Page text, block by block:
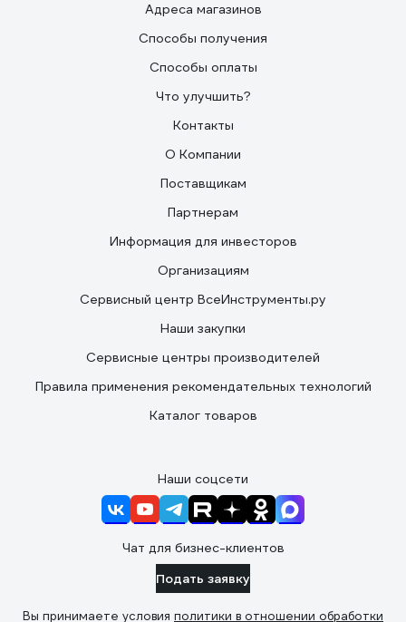
Адреса магазинов
Способы получения
Способы оплаты
Что улучшить?
Контакты
О Компании
Поставщикам
Партнерам
Информация для инвесторов
Организациям
Сервисный центр ВсеИнструменты.ру
Наши закупки
Сервисные центры производителей
Правила применения рекомендательных технологий
Каталог товаров
Наши соцсети
Чат для бизнес-клиентов
Подать заявку
Вы принимаете условия политики в отношении обработки